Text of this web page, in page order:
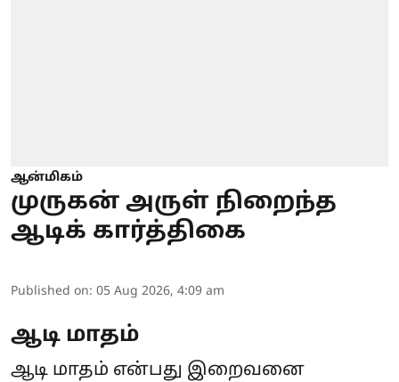
ஆன்மிகம்
முருகன் அருள் நிறைந்த
ஆடிக் கார்த்திகை
Published on: 05 Aug 2026, 4:09 am
ஆடி மாதம்
ஆடி மாதம் என்பது இறைவனை